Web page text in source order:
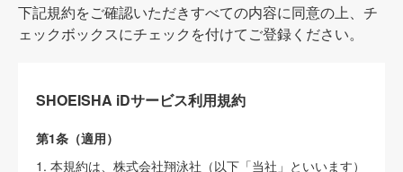
下記規約をご確認いただきすべての内容に同意の上、チ
ェックボックスにチェックを付けてご登録ください。
SHOEISHA iDサービス利用規約
第1条（適用）
1. 本規約は、株式会社翔泳社（以下「当社」といいます）